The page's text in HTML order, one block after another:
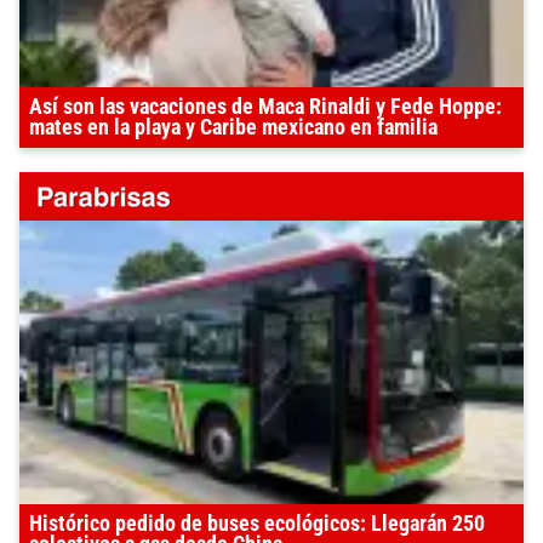
Así son las vacaciones de Maca Rinaldi y Fede Hoppe:
mates en la playa y Caribe mexicano en familia
Histórico pedido de buses ecológicos: Llegarán 250